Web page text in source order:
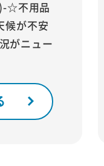
☆不用品
候が不安
がニュー